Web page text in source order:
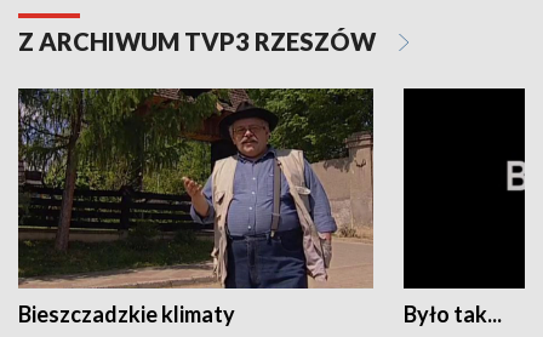
Z ARCHIWUM TVP3 RZESZÓW
Bieszczadzkie klimaty Było tak...